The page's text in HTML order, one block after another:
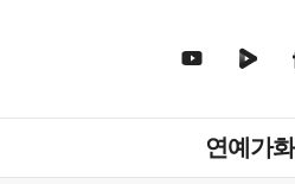
뉴
연예가화